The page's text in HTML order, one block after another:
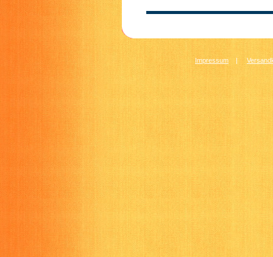
Impressum |